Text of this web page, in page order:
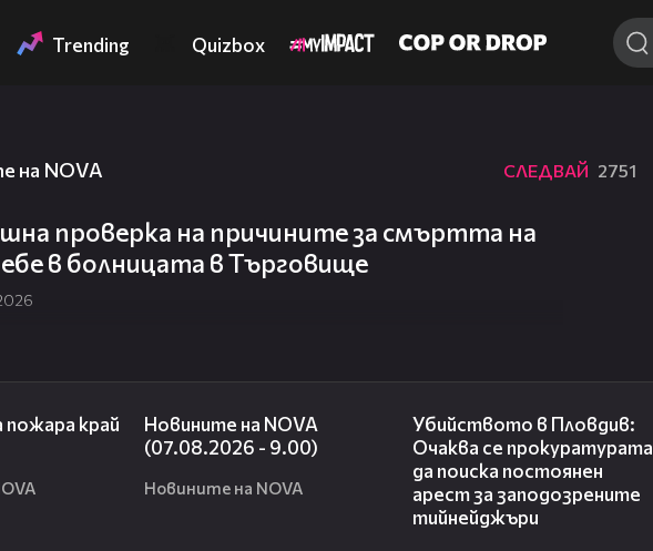
Trending Quizbox
на NOVA СЛЕДВАЙ 2751
проверка на причините за смъртта на
в болницата в Търговище
пожара край
Новините на NOVA
(07.08.2026 - 9.00)
Новините на NOVA
Убийството в Пловдив:
Очаква се прокуратурата
да поиска постоянен
арест за заподозрените
тийнейджъри